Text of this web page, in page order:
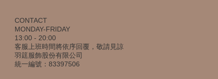
CONTACT
MONDAY-FRIDAY
13:00 - 20:00
客服上班時間將依序回覆，敬請見諒
羽筳服飾股份有限公司
統一編號：83397506